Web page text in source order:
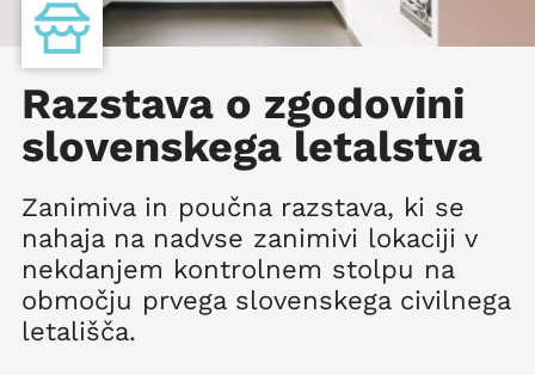
Razstava o zgodovini
slovenskega letalstva
Zanimiva in poučna razstava, ki se
nahaja na nadvse zanimivi lokaciji v
nekdanjem kontrolnem stolpu na
območju prvega slovenskega civilnega
letališča.